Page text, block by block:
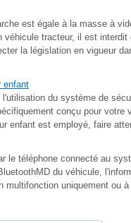
est égale à la masse à
véhicule tracteur, il est interdit
la législation en vigueur
enfant
du système de
conçu pour votre
enfant est employé, faire
le téléphone connecté au
du véhicule,
multifonction uniquement ou